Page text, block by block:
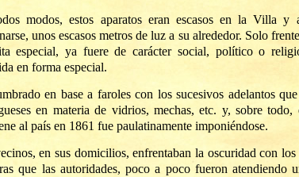
modos, estos aparatos eran escasos en la Villa y
unos escasos metros de luz a su alrededor. Solo
especial, ya fuere de carácter social, político o
en forma especial.
en base a faroles con los sucesivos adelantos
en materia de vidrios, mechas, etc. y, sobre
al país en 1861 fue paulatinamente imponiéndose.
en sus domicilios, enfrentaban la oscuridad con los
que las autoridades, poco a poco fueron atendiendo